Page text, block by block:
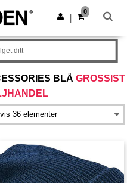
Last ned app
0
BLÅ GROSSIST
ditt